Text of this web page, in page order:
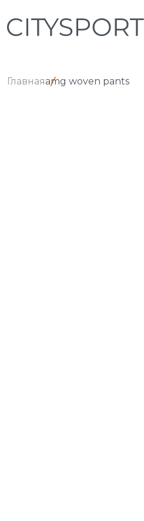
Главнаяamg woven pants